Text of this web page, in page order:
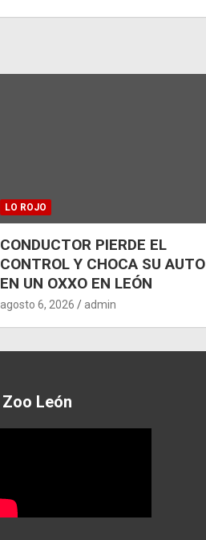
LO ROJO
CONDUCTOR PIERDE EL
CONTROL Y CHOCA SU AUTO
EN UN OXXO EN LEÓN
agosto 6, 2026 admin
Zoo León